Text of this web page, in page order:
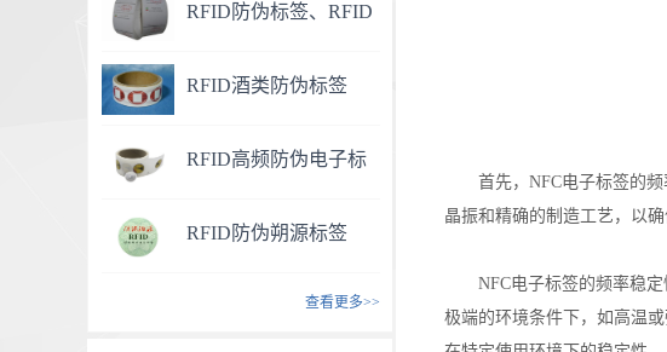
RFID防伪标签、RFID
RFID酒类防伪标签
RFID高频防伪电子标
RFID防伪朔源标签
查看更多>>
首先，NFC电子标签的
晶振和精确的制造工艺，以
NFC电子标签的频率稳
极端的环境条件下，如高温